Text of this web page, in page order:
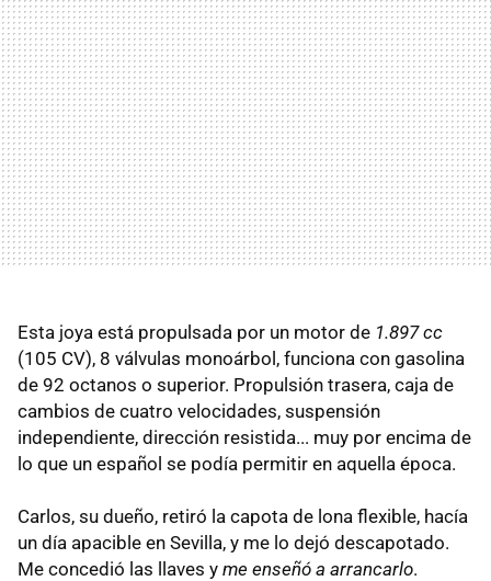
Esta joya está propulsada por un motor de 1.897 cc
(105 CV), 8 válvulas monoárbol, funciona con gasolina
de 92 octanos o superior. Propulsión trasera, caja de
cambios de cuatro velocidades, suspensión
independiente, dirección resistida... muy por encima de
lo que un español se podía permitir en aquella época.
Carlos, su dueño, retiró la capota de lona flexible, hacía
un día apacible en Sevilla, y me lo dejó descapotado.
Me concedió las llaves y me enseñó a arrancarlo.